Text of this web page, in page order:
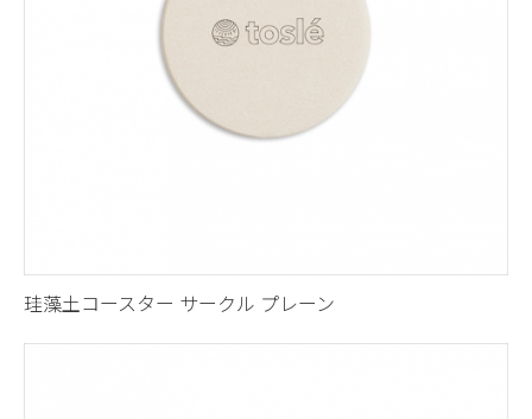
珪藻土コースター サークル プレーン